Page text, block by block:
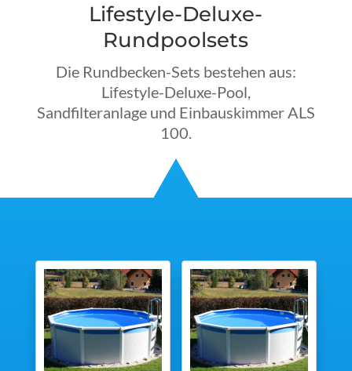
Lifestyle-Deluxe-
Rundpoolsets
Die Rundbecken-Sets bestehen aus:
Lifestyle-Deluxe-Pool,
Sandfilteranlage und Einbauskimmer ALS
100.